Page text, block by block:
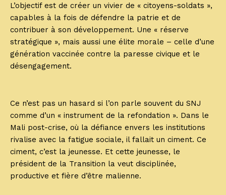
L’objectif est de créer un vivier de « citoyens-soldats »,
capables à la fois de défendre la patrie et de
contribuer à son développement. Une « réserve
stratégique », mais aussi une élite morale – celle d’une
génération vaccinée contre la paresse civique et le
désengagement.
Ce n’est pas un hasard si l’on parle souvent du SNJ
comme d’un « instrument de la refondation ». Dans le
Mali post-crise, où la défiance envers les institutions
rivalise avec la fatigue sociale, il fallait un ciment. Ce
ciment, c’est la jeunesse. Et cette jeunesse, le
président de la Transition la veut disciplinée,
productive et fière d’être malienne.